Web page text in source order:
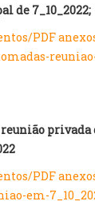
de 7_10_2022;
PDF
reunião privada
PDF
em-